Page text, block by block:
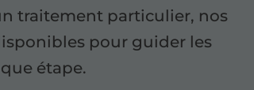
traitement particulier, nos
pour guider les
étape.